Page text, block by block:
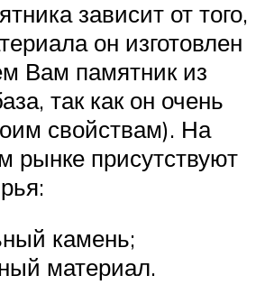
зависит от того,
он изготовлен
Вам памятник из
так как он очень
свойствам). На
рынке присутствуют
камень;
материал.